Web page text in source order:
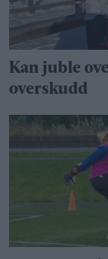
Kan juble
overskudd